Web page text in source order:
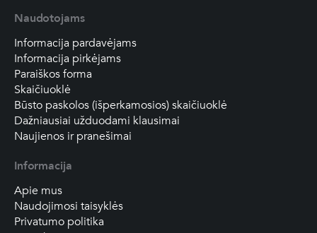
Naudotojams
Informacija pardavėjams
Informacija pirkėjams
Paraiškos forma
Skaičiuoklė
Būsto paskolos (išperkamosios) skaičiuoklė
Dažniausiai užduodami klausimai
Naujienos ir pranešimai
Informacija
Apie mus
Naudojimosi taisyklės
Privatumo politika